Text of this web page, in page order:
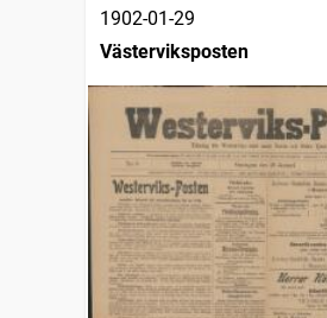
1902-01-29
Västerviksposten